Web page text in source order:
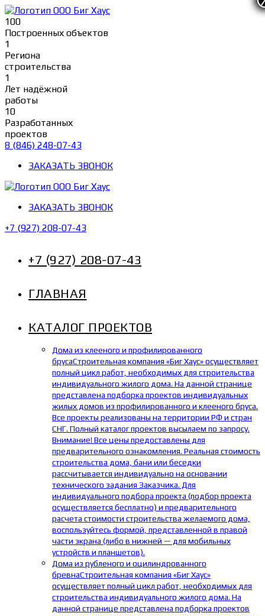
Перейти
к
содержимому
100
Построенных объектов
1
Региона
строительства
1
Лет надёжной
работы
10
Разработанных
проектов
8 (846) 248-07-43
ЗАКАЗАТЬ ЗВОНОК
ЗАКАЗАТЬ ЗВОНОК
+7 (927) 208-07-43
+7 (927) 208-07-43
ГЛАВНАЯ
КАТАЛОГ ПРОЕКТОВ
Дома из клееного и профилированного
брусаСтроительная компания «Биг Хаус» осуществляет
полный цикл работ, необходимых для строительства
индивидуального жилого дома. На данной странице
представлена подборка проектов индивидуальных
жилых домов из профилированного и клееного бруса.
Все проекты реализованы на территории РФ и стран
СНГ. Полный каталог проектов высылаем по запросу.
Внимание! Все цены предоставлены для
предварительного ознакомления. Реальная стоимость
строительства дома, бани или беседки
рассчитывается индивидуально на основании
технического задания Заказчика. Для
индивидуального подбора проекта (подбор проекта
осуществляется бесплатно) и предварительного
расчета стоимости строительства желаемого дома,
воспользуйтесь формой, представленной в правой
части экрана (либо в нижней — для мобильных
устройств и планшетов).
Дома из рубленого и оцилиндрованного
бревнаСтроительная компания «Биг Хаус»
осуществляет полный цикл работ, необходимых для
строительства индивидуального жилого дома. На
данной странице представлена подборка проектов